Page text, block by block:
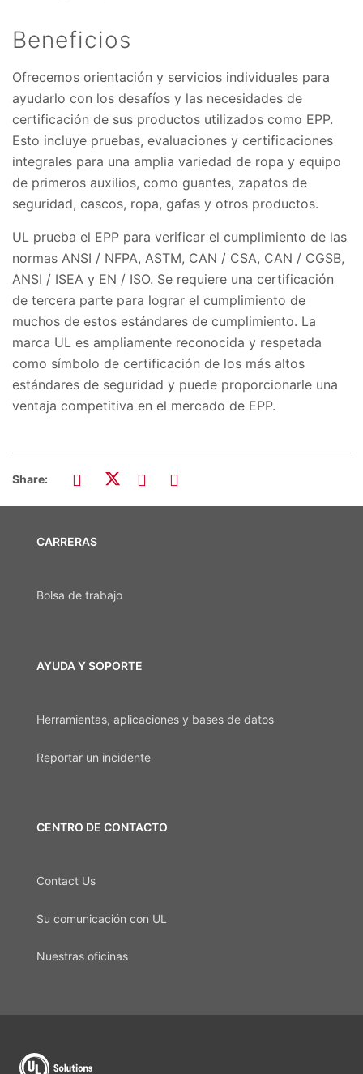
Beneficios
Ofrecemos orientación y servicios individuales para
ayudarlo con los desafíos y las necesidades de
certificación de sus productos utilizados como EPP.
Esto incluye pruebas, evaluaciones y certificaciones
integrales para una amplia variedad de ropa y equipo
de primeros auxilios, como guantes, zapatos de
seguridad, cascos, ropa, gafas y otros productos.
UL prueba el EPP para verificar el cumplimiento de las
normas ANSI / NFPA, ASTM, CAN / CSA, CAN / CGSB,
ANSI / ISEA y EN / ISO. Se requiere una certificación
de tercera parte para lograr el cumplimiento de
muchos de estos estándares de cumplimiento. La
marca UL es ampliamente reconocida y respetada
como símbolo de certificación de los más altos
estándares de seguridad y puede proporcionarle una
ventaja competitiva en el mercado de EPP.
Share:
CARRERAS
Bolsa de trabajo
AYUDA Y SOPORTE
Herramientas, aplicaciones y bases de datos
Reportar un incidente
CENTRO DE CONTACTO
Contact Us
Su comunicación con UL
Nuestras oficinas